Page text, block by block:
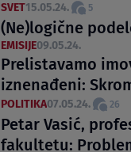
SVET15.05.24. 5
(Ne)logične
EMISIJE09.05.24.
Prelistavamo
iznenađeni:
POLITIKA07.05.24. 26
Petar Vasić,
fakultetu: